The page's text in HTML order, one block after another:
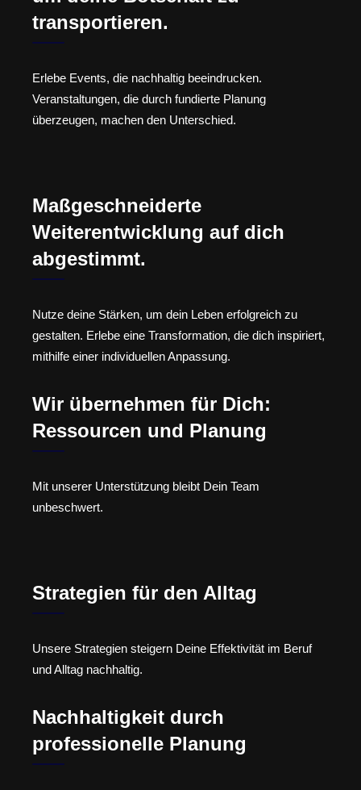
transportieren.
Erlebe Events, die nachhaltig beeindrucken.
Veranstaltungen, die durch fundierte Planung
überzeugen, machen den Unterschied.
Maßgeschneiderte
Weiterentwicklung auf dich
abgestimmt.
Nutze deine Stärken, um dein Leben erfolgreich zu
gestalten. Erlebe eine Transformation, die dich inspiriert,
mithilfe einer individuellen Anpassung.
Wir übernehmen für Dich:
Ressourcen und Planung
Mit unserer Unterstützung bleibt Dein Team
unbeschwert.
Strategien für den Alltag
Unsere Strategien steigern Deine Effektivität im Beruf
und Alltag nachhaltig.
Nachhaltigkeit durch
professionelle Planung